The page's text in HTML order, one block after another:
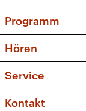
Programm
Musikliste
Kakadu –
Hören
Service
FAQ
Kontakt